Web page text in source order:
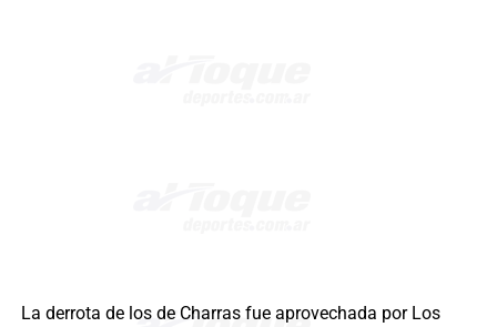
La derrota de los de Charras fue aprovechada por Los